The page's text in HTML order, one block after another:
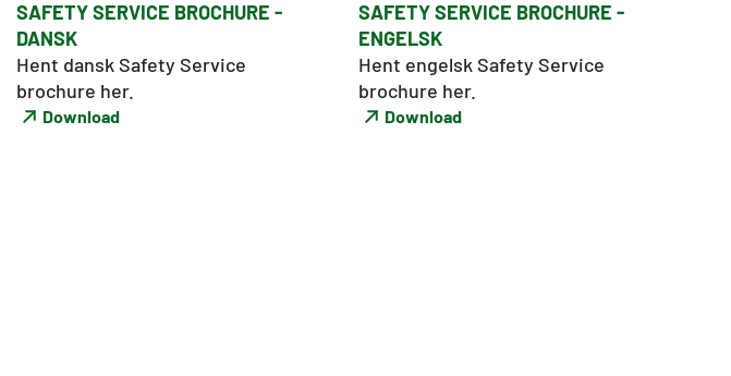
SAFETY SERVICE BROCHURE -
DANSK
Hent dansk Safety Service
brochure her.
Download
SAFETY SERVICE BROCHURE -
ENGELSK
Hent engelsk Safety Service
brochure her.
Download